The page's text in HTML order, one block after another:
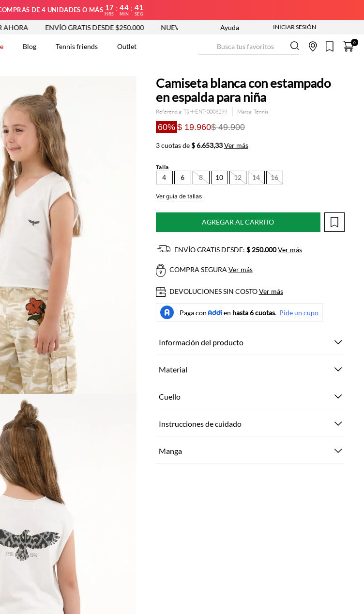
DE 4 UNIDADES O MÁS 17
HRS
: 44
MIN
: 40
SEG
ENVÍO GRATIS DESDE $250.000 NUEVA COLECCIÓN ENTRA YA ENVÍO GRATIS DESDE $250.000
Ayuda
Blog Tennis friends Outlet 0
Camiseta blanca con estampado
en espalda para niña
Referencia: TSH-ENT-0008299 Tennis
60% $ 19.960$ 49.900
3 cuotas de$ 6.653,33 Ver más
Talla
4 6 8 10 12 14 16
Ver guía de tallas
AGREGAR AL CARRITO
ENVÍO GRATIS DESDE: $ 250.000 Ver más
COMPRA SEGURA Ver más
DEVOLUCIONES SIN COSTOVer más
Información del producto
Material
Cuello
Instrucciones de cuidado
Manga